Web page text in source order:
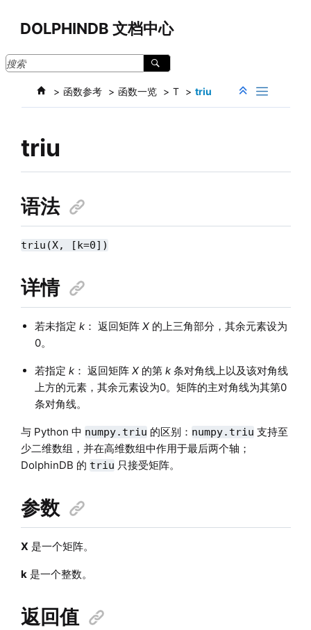
DOLPHINDB 文档中心
函数参考 函数一览 T triu
triu
语法
triu(X, [k=0])
详情
若未指定 k： 返回矩阵 X的上三角部分，其余元素设为
0。
若指定 k： 返回矩阵 X的第 k条对角线上以及该对角线
上方的元素，其余元素设为0。矩阵的主对角线为其第0
条对角线。
与 Python 中 numpy.triu 的区别： numpy.triu 支持至
少二维数组，并在高维数组中作用于最后两个轴；
DolphinDB 的 triu 只接受矩阵。
参数
X 是一个矩阵。
k 是一个整数。
返回值